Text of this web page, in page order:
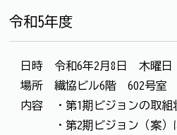
令和5年度
日時 令和6年2月8日 木曜日
場所 繊協ビル6階 602号室
内容 ・第1期ビジョンの取組
・第2期ビジョン（案）